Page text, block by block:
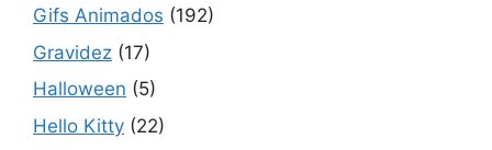
Gifs Animados (192)
Gravidez (17)
Halloween (5)
Hello Kitty (22)